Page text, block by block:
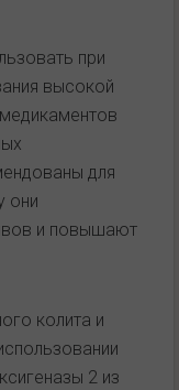
при
высокой
для
они
и повышают
колита и
2 из